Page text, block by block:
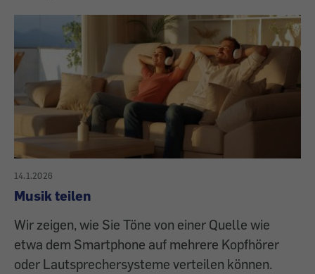
14.1.2026
Musik teilen
Wir zeigen, wie Sie Töne von einer Quelle wie
etwa dem Smartphone auf mehrere Kopfhörer
oder Lautsprechersysteme verteilen können.